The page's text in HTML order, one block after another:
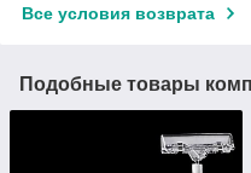
Все условия возврата
Подобные товары